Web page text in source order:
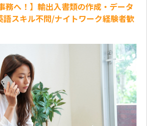
務へ！】輸出入書類の作成・データ
スキル不問/ナイトワーク経験者歓